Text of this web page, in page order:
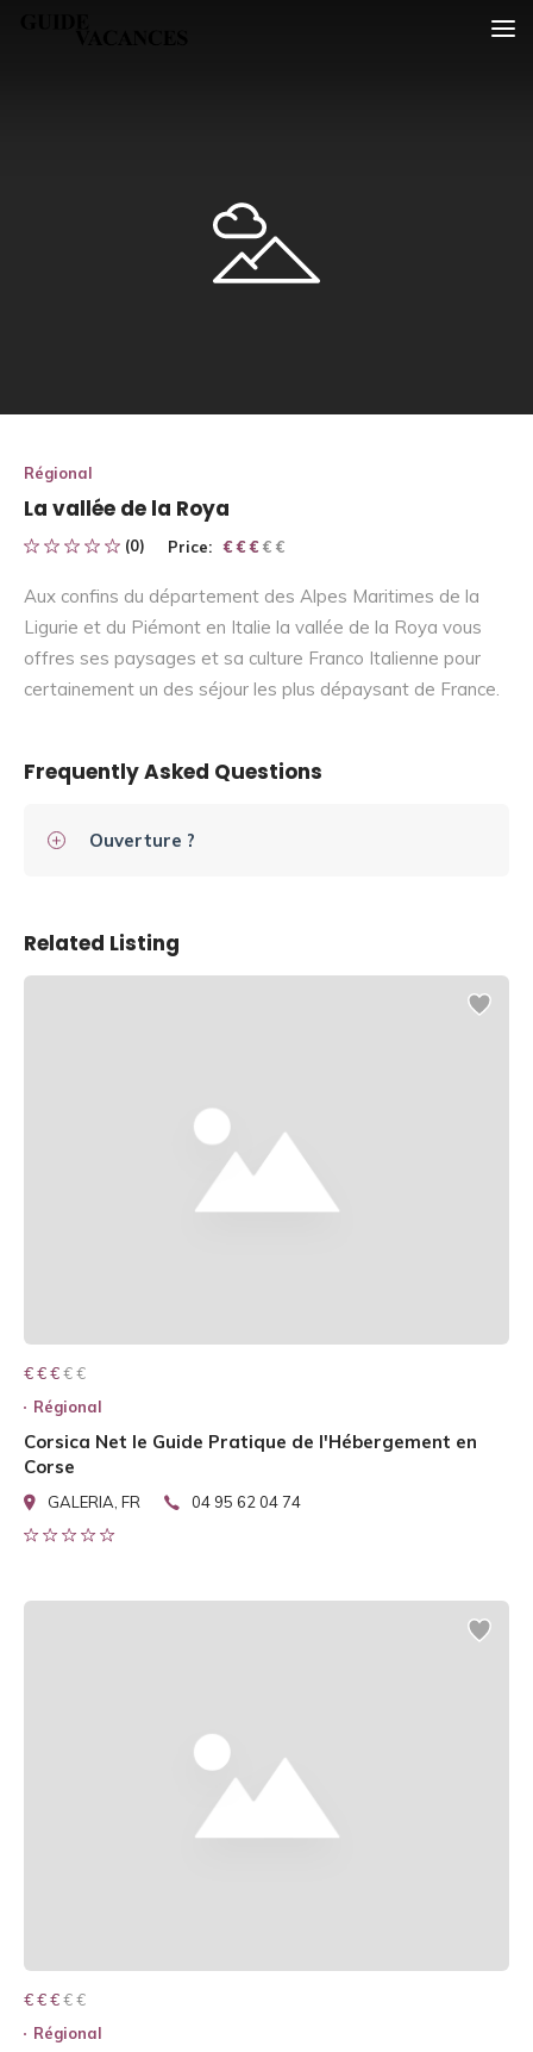
Régional
La vallée de la Roya
(0) Price: € € € € €
€ € €
Aux confins du département des Alpes Maritimes de la
Ligurie et du Piémont en Italie la vallée de la Roya vous
offres ses paysages et sa culture Franco Italienne pour
certainement un des séjour les plus dépaysant de France.
Frequently Asked Questions
Ouverture ?
Related Listing
€ € € € €
€ € €
Régional
Corsica Net le Guide Pratique de l'Hébergement en
Corse
GALERIA, FR 04 95 62 04 74
€ € € € €
€ € €
Régional